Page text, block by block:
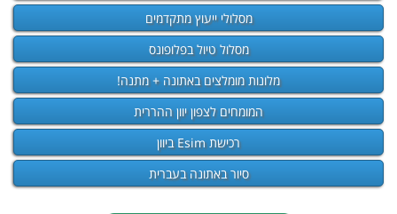
מסלולי ייעוץ מתקדמים
מסלול טיול בפלופונס
מלונות מומלצים באתונה + מתנה!
המומחים לצפון יוון ההררית
רכישת Esim ביוון
סיור באתונה בעברית